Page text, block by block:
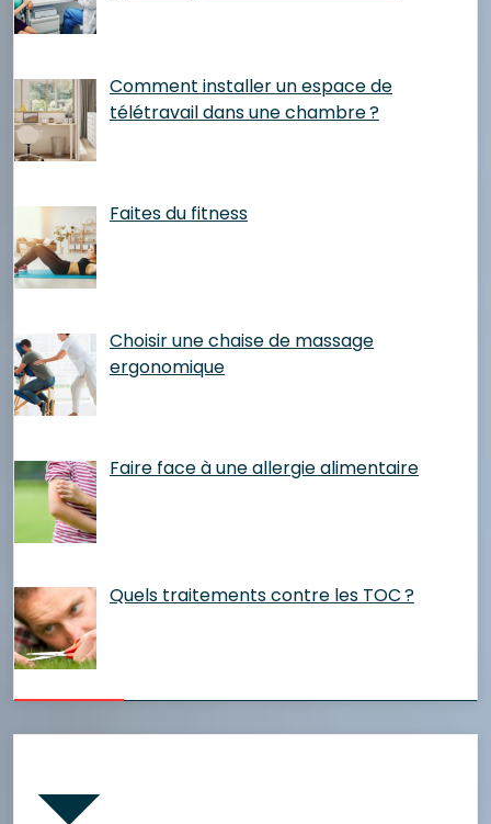
Comment installer un espace de
télétravail dans une chambre ?
Faites du fitness
Choisir une chaise de massage
ergonomique
Faire face à une allergie alimentaire
Quels traitements contre les TOC ?